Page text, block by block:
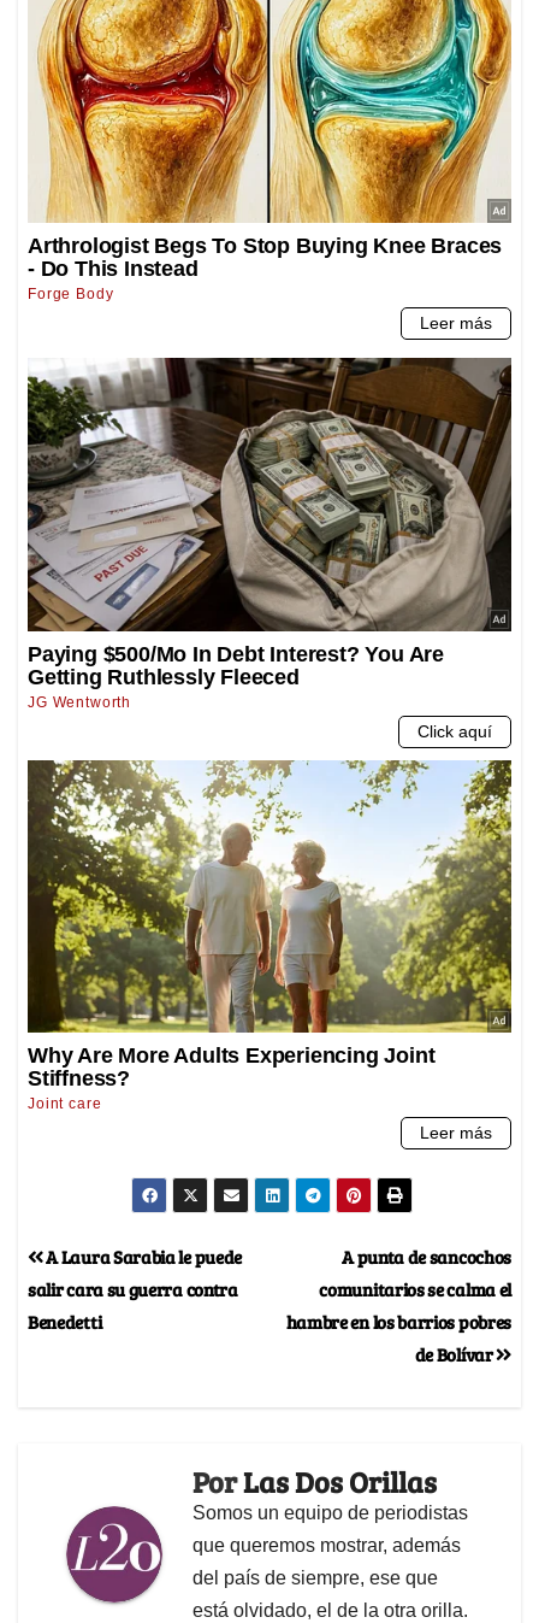
A punta de sancochos
comunitarios se calma el
hambre en los barrios pobres
de Bolívar
A Laura Sarabia le puede
salir cara su guerra contra
Benedetti
PorLas Dos Orillas
Somos un equipo de periodistas
que queremos mostrar, además
del país de siempre, ese que
está olvidado, el de la otra orilla.